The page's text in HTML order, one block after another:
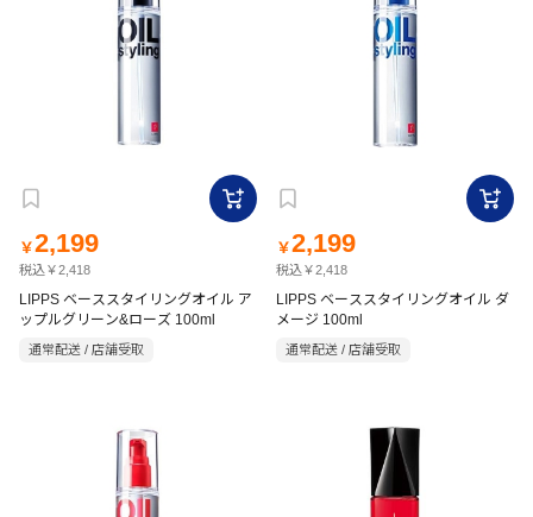
￥2,199
税込￥2,418
LIPPS ベーススタイリングオイル ア
ップルグリーン&ローズ 100ml
通常配送 / 店舗受取
￥2,199
税込￥2,418
LIPPS ベーススタイリングオイル ダ
メージ 100ml
通常配送 / 店舗受取